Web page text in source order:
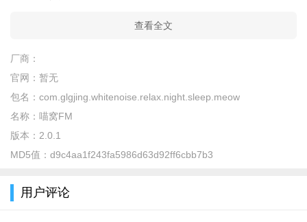
查看全文
厂商：
官网： 暂无
包名： com.glgjing.whitenoise.relax.night.sleep.meow
名称： 喵窝FM
版本： 2.0.1
MD5值： d9c4aa1f243fa5986d63d92ff6cbb7b3
用户评论